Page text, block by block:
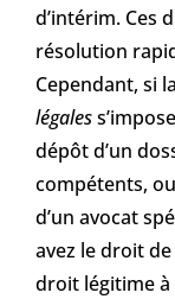
d’intérim. Ces
résolution
Cependant, si
légales
dépôt d’un
compétents,
d’un avocat
avez le droit
droit légitime